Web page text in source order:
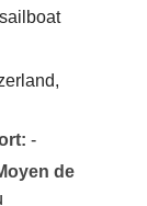
-
de